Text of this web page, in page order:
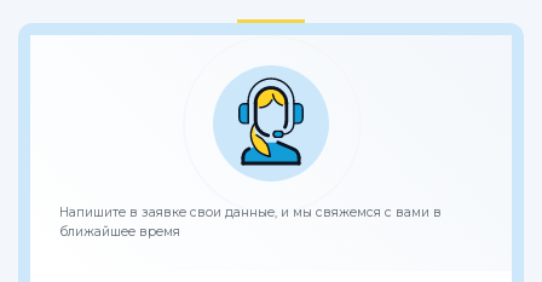
Напишите в заявке свои данные, и мы свяжемся с вами в
ближайшее время